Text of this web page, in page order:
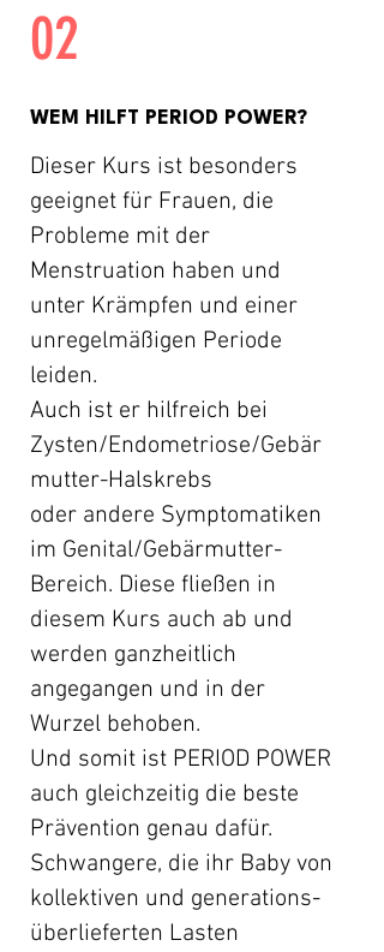
02
WEM HILFT PERIOD POWER?
Dieser Kurs ist besonders
geeignet für Frauen, die
Probleme mit der
Menstruation haben und
unter Krämpfen und einer
unregelmäßigen Periode
leiden.
Auch ist er hilfreich bei
Zysten/Endometriose/Gebär
mutter-Halskrebs
oder andere Symptomatiken
im Genital/Gebärmutter-
Bereich. Diese fließen in
diesem Kurs auch ab und
werden ganzheitlich
angegangen und in der
Wurzel behoben.
Und somit ist PERIOD POWER
auch gleichzeitig die beste
Prävention genau dafür.
Schwangere, die ihr Baby von
kollektiven und generations-
überlieferten Lasten